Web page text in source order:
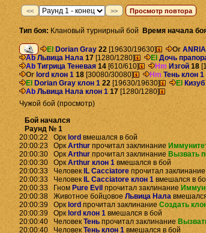
<< >> Просмотр повтора
Тип боя: Клановый турнирный бой Время начала
El Dorian Gray 22 [19630/19630] Or
Ab Львица Нала 17 [1280/1280] El Дочь
Ab Тигрица Теневая 14 [610/610] Hm Изгой 18
Or lord клон 1 18 [30080/30080] Hm Тень клон 1
El Dorian Gray клон 1 22 [19630/19630] El
Ab Львица Нала клон 1 17 [1280/1280]
Чужой бой (просмотр)
Бой начался
Раунд № 1
20:00:22 Орк lord вмешался в бой
20:00:23 Орк Arthur прочитал заклинание
20:00:30 Орк Arthur прочитал заклинание Вызвать
20:00:30 Орк Arthur клон 1 вмешался в бой
20:00:33 Человек IL Cacciatore прочитал заклинание
20:00:33 Человек IL Cacciatore клон 1 вмешался в
20:00:33 Гном Pure Evil прочитал заклинание
20:00:38 Животное бойцовое Львица Нала
20:00:39 Орк lord прочитал заклинание Создать
20:00:39 Орк lord клон 1 вмешался в бой
20:00:40 Человек Тень прочитал заклинание
20:00:40 ЧеловекТень клон 1 вмешался в бой